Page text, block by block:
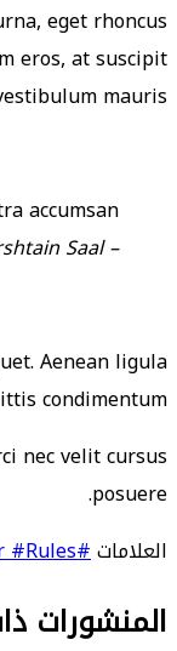
eget rhoncus
eros, at suscipit
mauris.
accumsan.
– Bershtain Saal
Aenean ligula
condimentum.
nec velit cursus
posuere.
العلامات#Automotive
#Rules
المنشورات